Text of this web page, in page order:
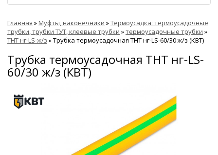
Главная »Муфты, наконечники »Термоусадка: термоусадочные
трубки, трубки ТУТ, клеевые трубки »термоусадочные трубки »
ТНТ нг-LS-ж/з »Трубка термоусадочная ТНТ нг-LS-60/30 ж/з (КВТ)
Трубка термоусадочная ТНТ нг-LS-
60/30 ж/з (КВТ)